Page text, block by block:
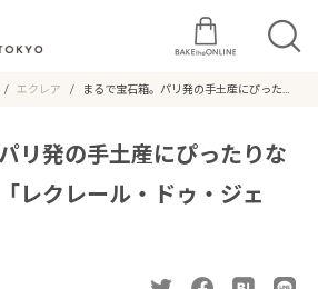
エクレア
まるで宝石箱。パリ発の手土産にぴったり
リ発の手土産にぴったりな
レクレール・ドゥ・ジェ